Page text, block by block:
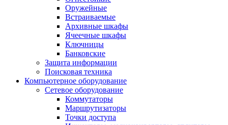
Оружейные
Встраиваемые
Архивные шкафы
Ячеечные шкафы
Ключницы
Банковские
Защита информации
Поисковая техника
Компьютерное оборудование
Сетевое оборудование
Коммутаторы
Маршрутизаторы
Точки доступа